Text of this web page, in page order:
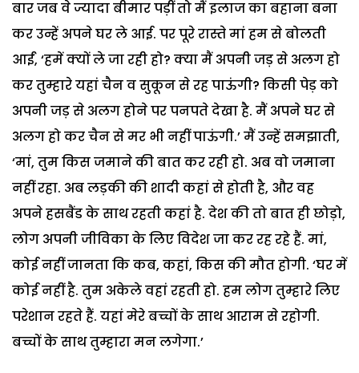
बार जब वे ज्यादा बीमार पड़ीं तो मैं इलाज का बहाना बना
कर उन्हें अपने घर ले आई. पर पूरे रास्ते मां हम से बोलती
आईं, ‘हमें क्यों ले जा रही हो? क्या मैं अपनी जड़ से अलग हो
कर तुम्हारे यहां चैन व सुकून से रह पाऊंगी? किसी पेड़ को
अपनी जड़ से अलग होने पर पनपते देखा है. मैं अपने घर से
अलग हो कर चैन से मर भी नहीं पाऊंगी.’ मैं उन्हें समझाती,
‘मां, तुम किस जमाने की बात कर रही हो. अब वो जमाना
नहीं रहा. अब लड़की की शादी कहां से होती है, और वह
अपने हसबैंड के साथ रहती कहां है. देश की तो बात ही छोड़ो,
लोग अपनी जीविका के लिए विदेश जा कर रह रहे हैं. मां,
कोई नहीं जानता कि कब, कहां, किस की मौत होगी. ‘घर में
कोई नहीं है. तुम अकेले वहां रहती हो. हम लोग तुम्हारे लिए
परेशान रहते हैं. यहां मेरे बच्चों के साथ आराम से रहोगी.
बच्चों के साथ तुम्हारा मन लगेगा.’